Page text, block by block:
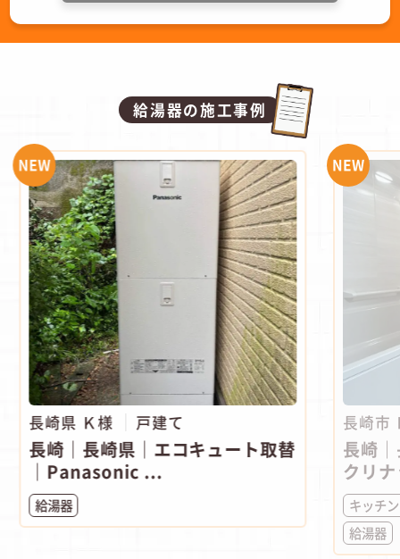
給湯器の施工事例
NEW
長崎県 Ｋ様 戸建て
長崎｜長崎県｜エコキュート取替
｜Panasonic ...
給湯器
NEW
長崎市
長崎
クリ
キッチン
給湯器